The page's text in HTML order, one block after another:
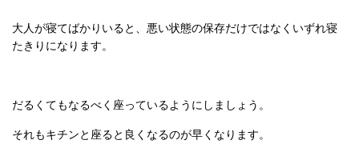
大人が寝てばかりいると、悪い状態の保存だけではなくいずれ寝
たきりになります。
だるくてもなるべく座っているようにしましょう。
それもキチンと座ると良くなるのが早くなります。